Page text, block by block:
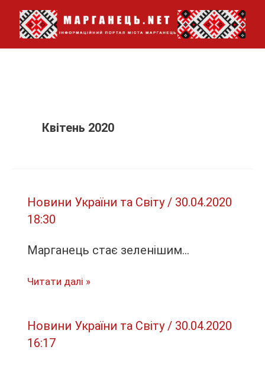
Перейти
вмісту
Квітень 2020
Новини України та Світу/ 30.04.2020
18:30
Марганець стає зеленішим…
Марганець
Читати далі »
Новини України та Світу/ 30.04.2020
16:17